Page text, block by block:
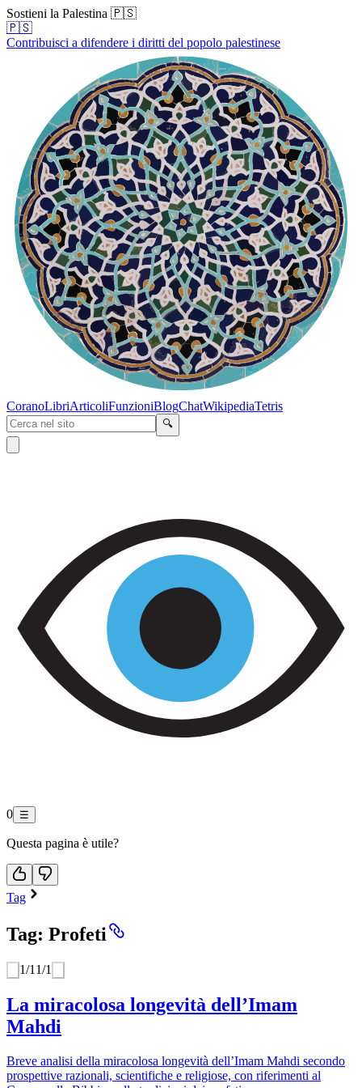
Sostieni la Palestina 🇵🇸
🇵🇸
Contribuisci a difendere i diritti del popolo palestinese
CoranoLibriArticoliFunzioniBlogChatWikipediaTetris
🔍
0 ☰
Questa pagina è utile?
Tag
Tag: Profeti
1/1 1/1
La miracolosa longevità dell’Imam
Mahdi
Breve analisi della miracolosa longevità dell’Imam Mahdi secondo
prospettive razionali, scientifiche e religiose, con riferimenti al